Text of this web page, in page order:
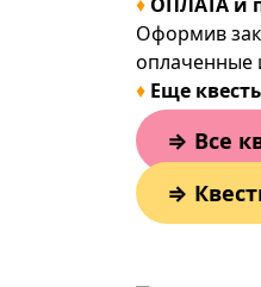
Оформив
оплаченные
♦ Еще
⇒ Все
⇒